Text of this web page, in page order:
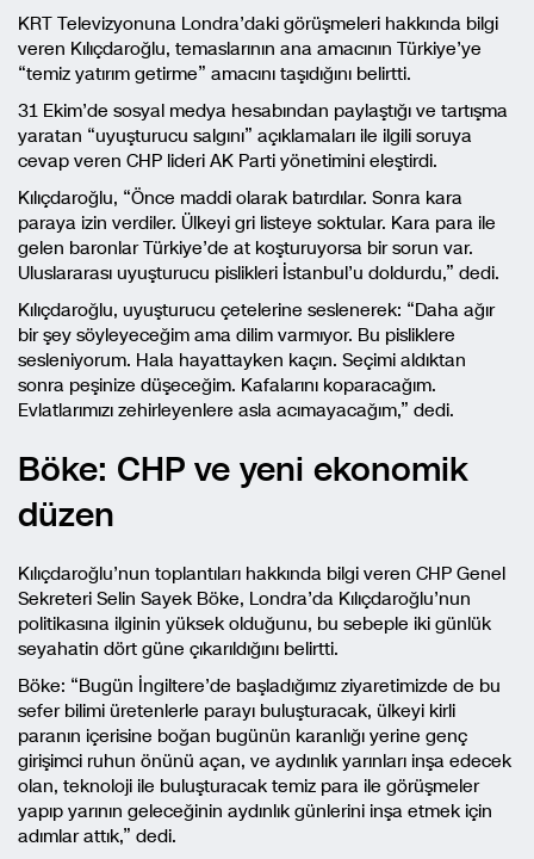
KRT Televizyonuna Londra’daki görüşmeleri hakkında bilgi
veren Kılıçdaroğlu, temaslarının ana amacının Türkiye’ye
“temiz yatırım getirme” amacını taşıdığını belirtti.
31 Ekim’de sosyal medya hesabından paylaştığı ve tartışma
yaratan “uyuşturucu salgını” açıklamaları ile ilgili soruya
cevap veren CHP lideri AK Parti yönetimini eleştirdi.
Kılıçdaroğlu, “Önce maddi olarak batırdılar. Sonra kara
paraya izin verdiler. Ülkeyi gri listeye soktular. Kara para ile
gelen baronlar Türkiye’de at koşturuyorsa bir sorun var.
Uluslararası uyuşturucu pislikleri İstanbul’u doldurdu,” dedi.
Kılıçdaroğlu, uyuşturucu çetelerine seslenerek: “Daha ağır
bir şey söyleyeceğim ama dilim varmıyor. Bu pisliklere
sesleniyorum. Hala hayattayken kaçın. Seçimi aldıktan
sonra peşinize düşeceğim. Kafalarını koparacağım.
Evlatlarımızı zehirleyenlere asla acımayacağım,” dedi.
Böke: CHP ve yeni ekonomik
düzen
Kılıçdaroğlu’nun toplantıları hakkında bilgi veren CHP Genel
Sekreteri Selin Sayek Böke, Londra’da Kılıçdaroğlu’nun
politikasına ilginin yüksek olduğunu, bu sebeple iki günlük
seyahatin dört güne çıkarıldığını belirtti.
Böke: “Bugün İngiltere’de başladığımız ziyaretimizde de bu
sefer bilimi üretenlerle parayı buluşturacak, ülkeyi kirli
paranın içerisine boğan bugünün karanlığı yerine genç
girişimci ruhun önünü açan, ve aydınlık yarınları inşa edecek
olan, teknoloji ile buluşturacak temiz para ile görüşmeler
yapıp yarının geleceğinin aydınlık günlerini inşa etmek için
adımlar attık,” dedi.